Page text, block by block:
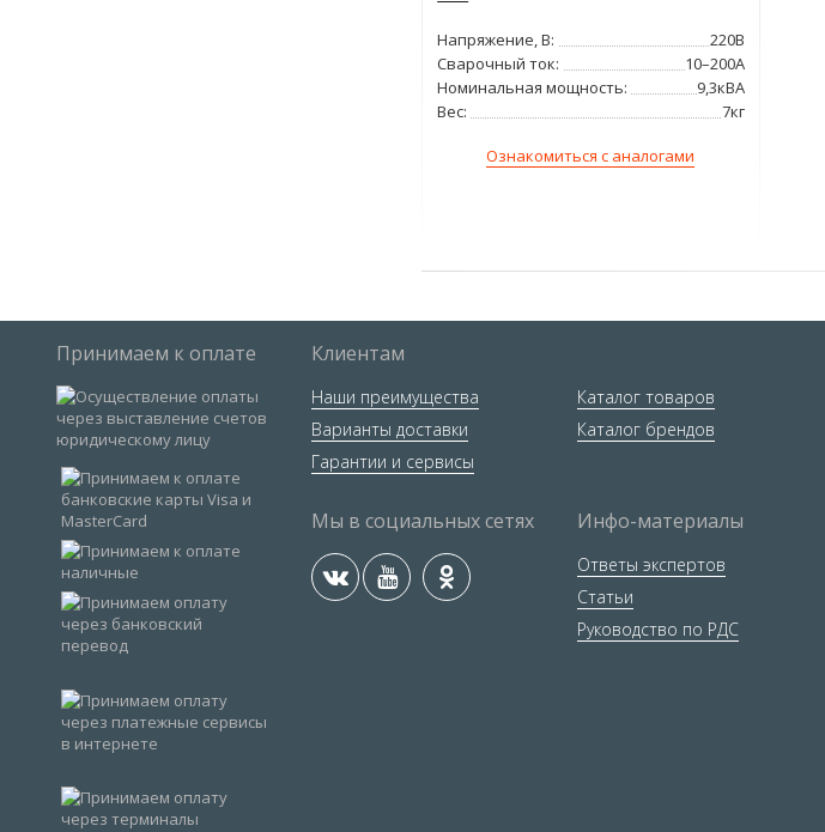
Напряжение, В:
220В
Сварочный ток:
10–200А
Номинальная мощность:
9,3кВА
Вес:
7кг
Ознакомиться с аналогами
Принимаем к оплате Клиентам
Наши преимущества
Варианты доставки
Гарантии и сервисы
Каталог товаров
Каталог брендов
Мы в социальных сетях Инфо-материалы
Ответы экспертов
Статьи
Руководство по РДС